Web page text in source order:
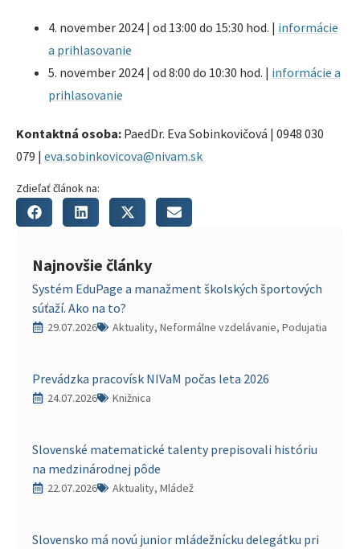
4. november 2024 | od 13:00 do 15:30 hod. | informácie
a prihlasovanie
5. november 2024 | od 8:00 do 10:30 hod. | informácie a
prihlasovanie
Kontaktná osoba: PaedDr. Eva Sobinkovičová | 0948 030
079 | eva.sobinkovicova@nivam.sk
Zdieľať článok na:
Najnovšie články
Systém EduPage a manažment školských športových
súťaží. Ako na to?
29.07.2026 Aktuality, Neformálne vzdelávanie, Podujatia
Prevádzka pracovísk NIVaM počas leta 2026
24.07.2026 Knižnica
Slovenské matematické talenty prepisovali históriu
na medzinárodnej pôde
22.07.2026 Aktuality, Mládež
Slovensko má novú junior mládežnícku delegátku pri